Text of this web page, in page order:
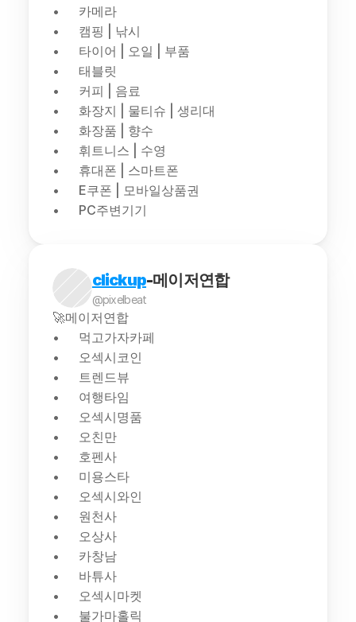
카메라
캠핑 | 낚시
타이어 | 오일 | 부품
태블릿
커피 | 음료
화장지 | 물티슈 | 생리대
화장품 | 향수
휘트니스 | 수영
휴대폰 | 스마트폰
E쿠폰 | 모바일상품권
PC주변기기
clickup-메이저연합
@pixelbeat
🚀메이저연합
먹고가자카페
오섹시코인
트렌드뷰
여행타임
오섹시명품
오친만
호펜사
미용스타
오섹시와인
원천사
오상사
카창남
바튜사
오섹시마켓
불가마홀릭